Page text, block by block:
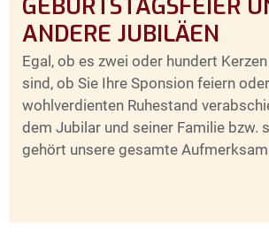
GEBURTSTAGSFEIER
ANDERE JUBILÄEN
Egal, ob es zwei oder hundert
sind, ob Sie Ihre Sponsion feiern
wohlverdienten Ruhestand
dem Jubilar und seiner Familie bzw.
gehört unsere gesamte